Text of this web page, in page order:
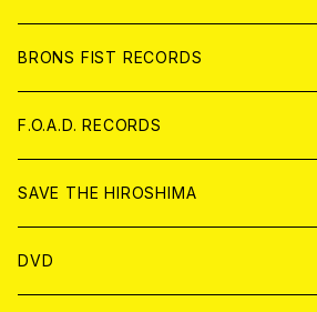
アパレル
ANALOG
BRONS FIST RECORDS
CD
ANALOG
F.O.A.D. RECORDS
CD
ANALOG
SAVE THE HIROSHIMA
アパレル
DVD